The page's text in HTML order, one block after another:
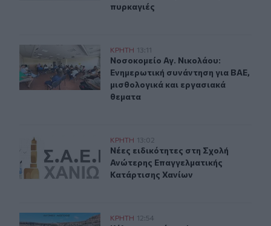
πυρκαγιές
Νοσοκομείο Αγ. Νικολάου: Ενημερωτική συνάντηση
ΚΡΗΤΗ 13:11
Νοσοκομείο Αγ. Νικολάου:
Νοσοκομείο Αγ. Νικολάου:
Ενημερωτική συνάντηση για ΒΑΕ,
μισθολογικά και εργασιακά
θεματα
Νέες ειδικότητες στη Σχολή Ανώτερης
ΚΡΗΤΗ 13:02
Νέες ειδικότητες στη Σχολή
Νέες ειδικότητες στη Σχολή
Ανώτερης Επαγγελματικής
Κατάρτισης Χανίων
Κάλεσα σε σύσκεψη για το πρώην Λατομείο Ανώπολης
ΚΡΗΤΗ 12:54